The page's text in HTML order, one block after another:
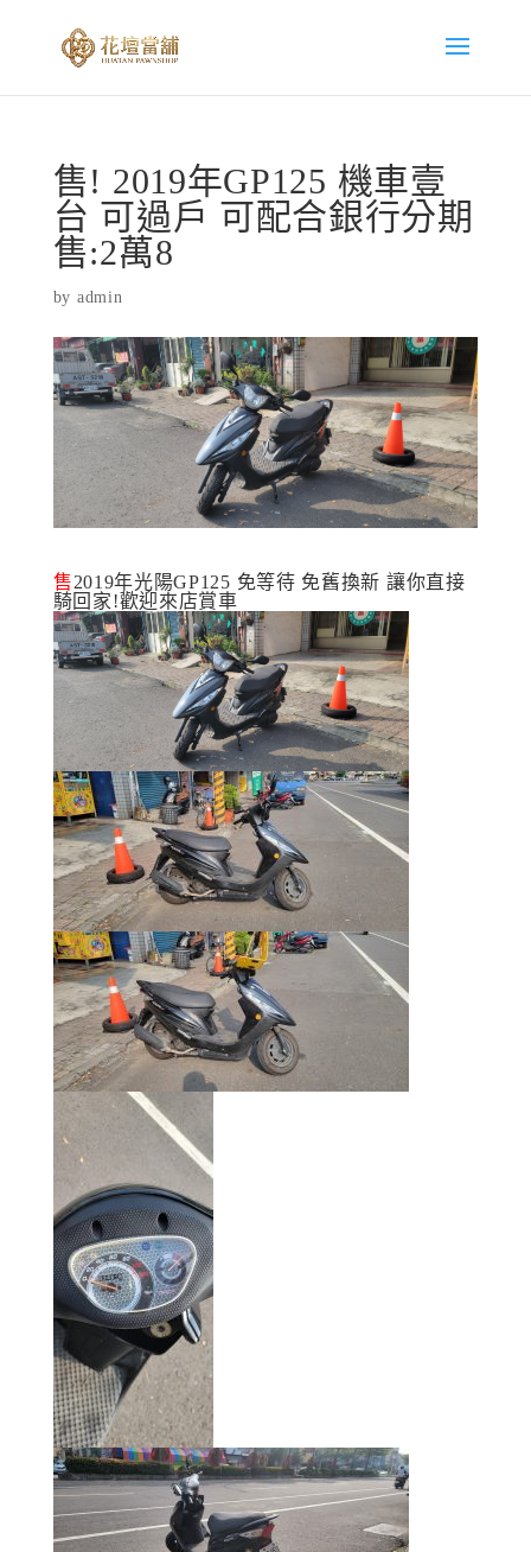
售! 2019年GP125 機車壹
台 可過戶 可配合銀行分期
售:2萬8
by admin
售2019年光陽GP125 免等待 免舊換新 讓你直接
騎回家!歡迎來店賞車